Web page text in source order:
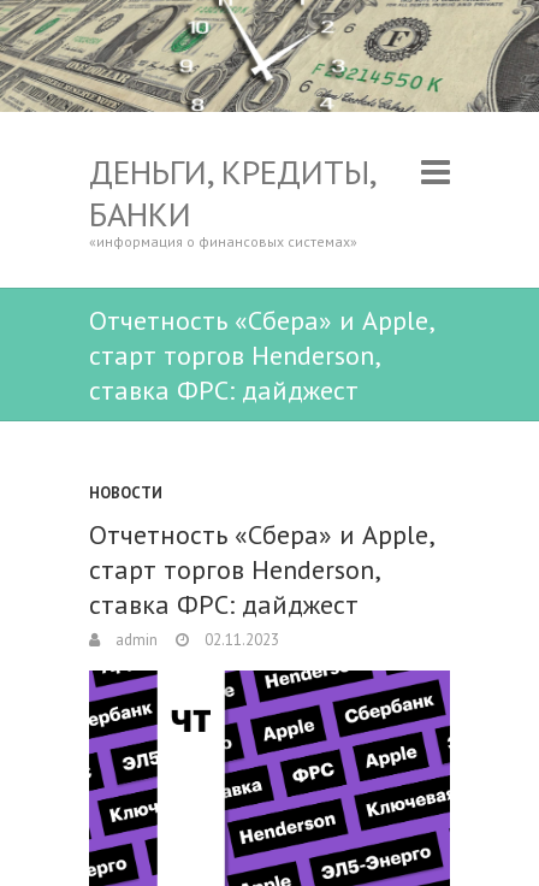
ДЕНЬГИ, КРЕДИТЫ,
БАНКИ
«информация о финансовых системах»
Отчетность «Сбера» и Apple,
старт торгов Henderson,
ставка ФРС: дайджест
НОВОСТИ
Отчетность «Сбера» и Apple,
старт торгов Henderson,
ставка ФРС: дайджест
admin 02.11.2023